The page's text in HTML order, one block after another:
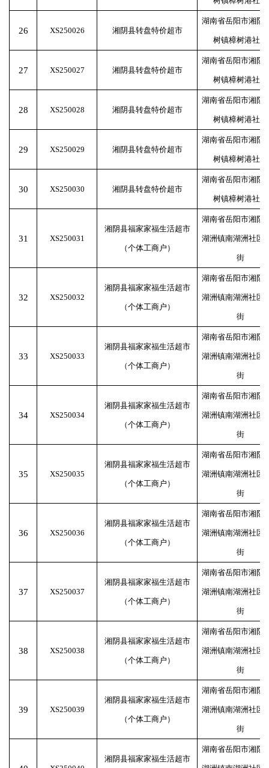
26 XS250026 湘阴县转盘特价超市
湖南省岳阳市湘阴
树镇樟树港社区
27 XS250027 湘阴县转盘特价超市
湖南省岳阳市湘阴
树镇樟树港社区
28 XS250028 湘阴县转盘特价超市
湖南省岳阳市湘阴
树镇樟树港社区
29 XS250029 湘阴县转盘特价超市
湖南省岳阳市湘阴
树镇樟树港社区
30 XS250030 湘阴县转盘特价超市
湖南省岳阳市湘阴
树镇樟树港社区
31 XS250031
湘阴县福家家福生活超市
（个体工商户）
湖南省岳阳市湘阴
湖洲镇南湖洲社区
街
32 XS250032
湘阴县福家家福生活超市
（个体工商户）
湖南省岳阳市湘阴
湖洲镇南湖洲社区
街
33 XS250033
湘阴县福家家福生活超市
（个体工商户）
湖南省岳阳市湘阴
湖洲镇南湖洲社区
街
34 XS250034
湘阴县福家家福生活超市
（个体工商户）
湖南省岳阳市湘阴
湖洲镇南湖洲社区
街
35 XS250035
湘阴县福家家福生活超市
（个体工商户）
湖南省岳阳市湘阴
湖洲镇南湖洲社区
街
36 XS250036
湘阴县福家家福生活超市
（个体工商户）
湖南省岳阳市湘阴
湖洲镇南湖洲社区
街
37 XS250037
湘阴县福家家福生活超市
（个体工商户）
湖南省岳阳市湘阴
湖洲镇南湖洲社区
街
38 XS250038
湘阴县福家家福生活超市
（个体工商户）
湖南省岳阳市湘阴
湖洲镇南湖洲社区
街
39 XS250039
湘阴县福家家福生活超市
（个体工商户）
湖南省岳阳市湘阴
湖洲镇南湖洲社区
街
湘阴县福家家福生活超市
湖南省岳阳市湘阴